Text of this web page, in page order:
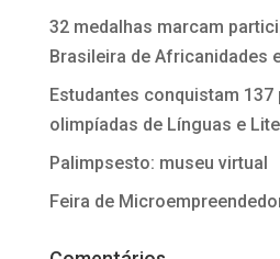
32 medalhas marcam
Brasileira de Africanidades
Estudantes conquistam
olimpíadas de Línguas e
Palimpsesto: museu virtual
Feira de